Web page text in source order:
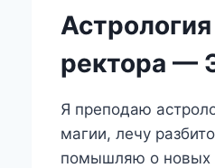
ректора —
Я преподаю
магии, лечу
помышляю о новых